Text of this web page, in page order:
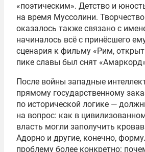
«поэтическим». Детство и
на время Муссолини.
оказалось также связано с
начиналось всё с принёсшего
сценария к фильму «Рим,
пике славы был снят
После войны западные
прямому государственному
по исторической логике —
на вопрос: как в
власть могли заполучить
Адорно и другие, конечно,
проблему более конкретно: